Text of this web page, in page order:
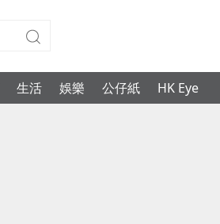
生活 娛樂 公仔紙 HK Eye